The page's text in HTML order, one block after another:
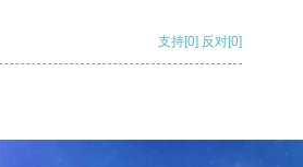
支持[0] 反对[0]